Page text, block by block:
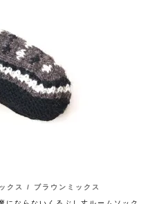
クス / ブラウンミックス